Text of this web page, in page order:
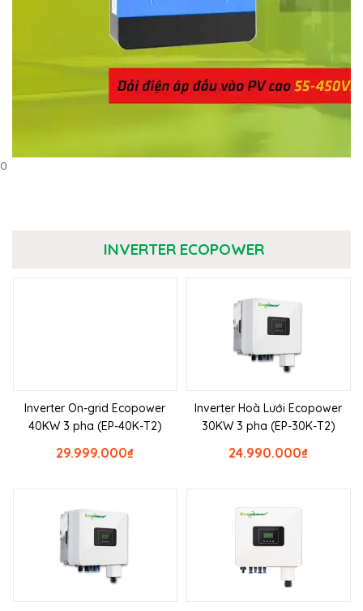
0
INVERTER ECOPOWER
Inverter On-grid Ecopower
40KW 3 pha (EP-40K-T2)
₫
29.999.000
Inverter Hoà Lưới Ecopower
30KW 3 pha (EP-30K-T2)
₫
24.990.000